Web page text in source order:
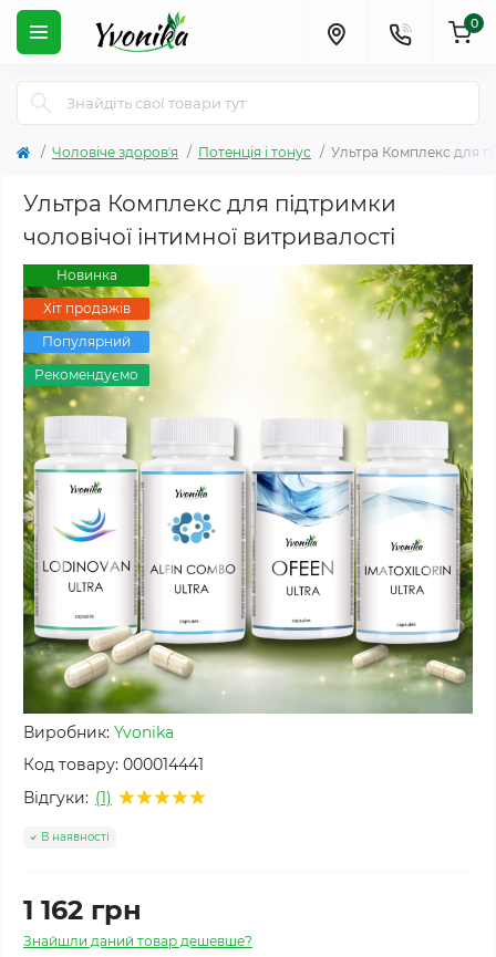
0
Чоловіче здоровʼя Потенція і тонус Ультра Комплекс для
Ультра Комплекс для підтримки
чоловічої інтимної витривалості
Новинка
Хіт продажів
Популярний
Рекомендуємо
Виробник: Yvonika
Код товару: 000014441
Відгуки: (1)
В наявності
1 162 грн
Знайшли даний товар дешевше?